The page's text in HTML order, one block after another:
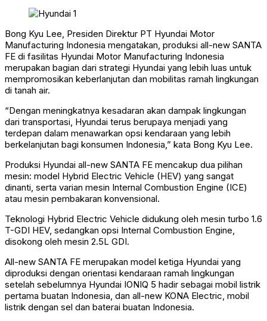
Bong Kyu Lee, Presiden Direktur PT Hyundai Motor
Manufacturing Indonesia mengatakan, produksi all-new SANTA
FE di fasilitas Hyundai Motor Manufacturing Indonesia
merupakan bagian dari strategi Hyundai yang lebih luas untuk
mempromosikan keberlanjutan dan mobilitas ramah lingkungan
di tanah air.
“Dengan meningkatnya kesadaran akan dampak lingkungan
dari transportasi, Hyundai terus berupaya menjadi yang
terdepan dalam menawarkan opsi kendaraan yang lebih
berkelanjutan bagi konsumen Indonesia,” kata Bong Kyu Lee.
Produksi Hyundai all-new SANTA FE mencakup dua pilihan
mesin: model Hybrid Electric Vehicle (HEV) yang sangat
dinanti, serta varian mesin Internal Combustion Engine (ICE)
atau mesin pembakaran konvensional.
Teknologi Hybrid Electric Vehicle didukung oleh mesin turbo 1.6
T-GDI HEV, sedangkan opsi Internal Combustion Engine,
disokong oleh mesin 2.5L GDI.
All-new SANTA FE merupakan model ketiga Hyundai yang
diproduksi dengan orientasi kendaraan ramah lingkungan
setelah sebelumnya Hyundai IONIQ 5 hadir sebagai mobil listrik
pertama buatan Indonesia, dan all-new KONA Electric, mobil
listrik dengan sel dan baterai buatan Indonesia.